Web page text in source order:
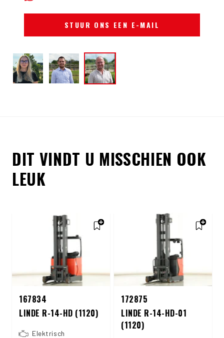
STUUR ONS EEN E-MAIL
DIT VINDT U MISSCHIEN OOK
LEUK
167834
LINDE R-14-HD (1120)
Elektrisch
172875
LINDE R-14-HD-01
(1120)